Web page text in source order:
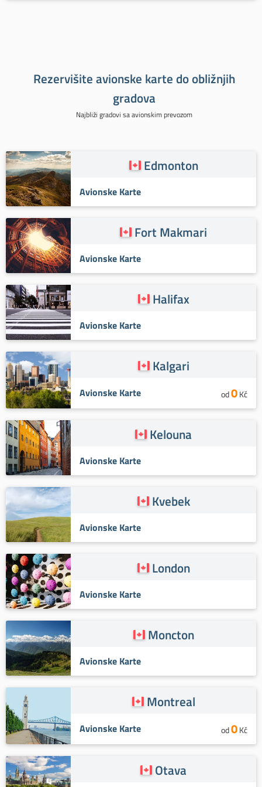
Rezervišite avionske karte do obližnjih
gradova
Najbliži gradovi sa avionskim prevozom
Edmonton
Avionske Karte
Fort Makmari
Avionske Karte
Halifax
Avionske Karte
Kalgari
Avionske Karte od0Kč
Kelouna
Avionske Karte
Kvebek
Avionske Karte
London
Avionske Karte
Moncton
Avionske Karte
Montreal
Avionske Karte od0Kč
Otava